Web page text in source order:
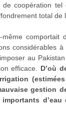
coopération
total de
comportait
considérables
au
efficace. D’où
gestion
d’eau